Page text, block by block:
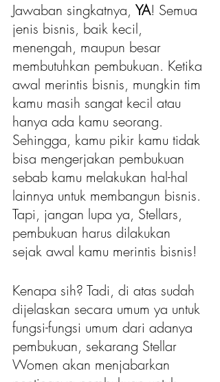
Jawaban singkatnya, YA! Semua
jenis bisnis, baik kecil,
menengah, maupun besar
membutuhkan pembukuan. Ketika
awal merintis bisnis, mungkin tim
kamu masih sangat kecil atau
hanya ada kamu seorang.
Sehingga, kamu pikir kamu tidak
bisa mengerjakan pembukuan
sebab kamu melakukan hal-hal
lainnya untuk membangun bisnis.
Tapi, jangan lupa ya, Stellars,
pembukuan harus dilakukan
sejak awal kamu merintis bisnis!
Kenapa sih? Tadi, di atas sudah
dijelaskan secara umum ya untuk
fungsi-fungsi umum dari adanya
pembukuan, sekarang Stellar
Women akan menjabarkan